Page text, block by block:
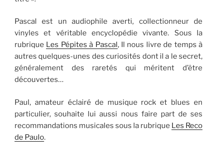
Pascal est un audiophile averti, collectionneur de
vinyles et véritable encyclopédie vivante. Sous la
rubrique Les Pépites à Pascal , Il nous livre de temps à
autres quelques-unes des curiosités dont il a le secret,
généralement des raretés qui méritent d’être
découvertes…
Paul, amateur éclairé de musique rock et blues en
particulier, souhaite lui aussi nous faire part de ses
recommandations musicales sous la rubrique Les Reco
de Paulo.